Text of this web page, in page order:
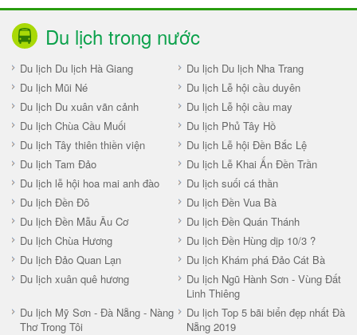
Du lịch trong nước
Du lịch Du lịch Hà Giang
Du lịch Du lịch Nha Trang
Du lịch Mũi Né
Du lịch Lễ hội cầu duyên
Du lịch Du xuân vãn cảnh
Du lịch Lễ hội cầu may
Du lịch Chùa Cầu Muối
Du lịch Phủ Tây Hồ
Du lịch Tây thiên thiền viện
Du lịch Lễ hội Đền Bắc Lệ
Du lịch Tam Đảo
Du lịch Lễ Khai Ấn Đền Trần
Du lịch lễ hội hoa mai anh đào
Du lịch suối cá thần
Du lịch Đền Đô
Du lịch Đền Vua Bà
Du lịch Đền Mẫu Âu Cơ
Du lịch Đền Quán Thánh
Du lịch Chùa Hương
Du lịch Đền Hùng dịp 10/3 ?
Du lịch Đảo Quan Lạn
Du lịch Khám phá Đảo Cát Bà
Du lịch xuân quê hương
Du lịch Ngũ Hành Sơn - Vùng Đất
Linh Thiêng
Du lịch Mỹ Sơn - Đà Nẵng - Nàng
Thơ Trong Tôi
Du lịch Top 5 bãi biển đẹp nhất Đà
Nẵng 2019